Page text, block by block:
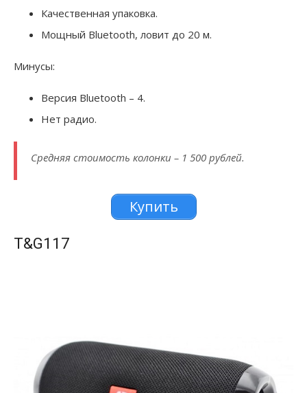
Качественная упаковка.
Мощный Bluetooth, ловит до 20 м.
Минусы:
Версия Bluetooth – 4.
Нет радио.
Средняя стоимость колонки – 1 500 рублей.
Купить
T&G117